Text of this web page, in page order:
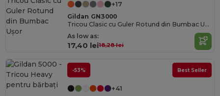
+17
Gildan GN3000
Tricou Clasic cu Guler Rotund din Bumbac Ușor
As low as:
17,40 lei18,28 lei
-53% Best Seller
+41